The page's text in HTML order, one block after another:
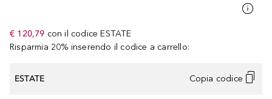
€ 120,79 con il codice ESTATE
Risparmia 20% inserendo il codice a carrello:
ESTATE Copia codice